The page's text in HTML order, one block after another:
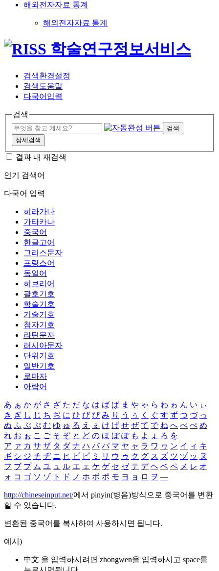
해외전자자료 통계
해외전자자료 통계
검색환경설정
검색도움말
다국어입력
검색
검색
상세검색
결과 내 재검색
인기 검색어
다국어 입력
히라가나
가타카나
중국어
한글고어
그리스문자
프랑스어
독일어
히브리어
괄호기호
학술기호
기술기호
첨자기호
라틴문자
러시아문자
단위기호
일반기호
로마자
아랍어
あ ぁ か が さ ざ た だ な は ば ぱ ま や ゃ ら わ ゎ ん い ぃ
き ぎ し じ ち ぢ に ひ び ぴ み り う ぅ く ぐ す ず つ づ っ
ぬ ふ ぶ ぷ む ゆ ゅ る え ぇ け げ せ ぜ て で ね へ べ ぺ め
れ お ぉ こ ご そ ぞ と ど の ほ ぼ ぽ も よ ょ ろ を
ア ァ カ サ ザ タ ダ ナ ハ バ パ マ ヤ ャ ラ ワ ヮ ン イ ィ キ
ギ シ ジ チ ヂ ニ ヒ ビ ピ ミ リ ウ ゥ ク グ ス ズ ツ ヅ ッ ヌ
フ ブ プ ム ユ ュ ル エ ェ ケ ゲ セ ゼ テ デ ヘ ベ ペ メ レ オ
ォ コ ゴ ソ ゾ ト ド ノ ホ ボ ポ モ ヨ ョ ロ ヲ ―
http://chineseinput.net/에서 pinyin(병음)방식으로 중국어를 변환
할 수 있습니다.
변환된 중국어를 복사하여 사용하시면 됩니다.
예시)
中文 을 입력하시려면 zhongwen을 입력하시고 space를